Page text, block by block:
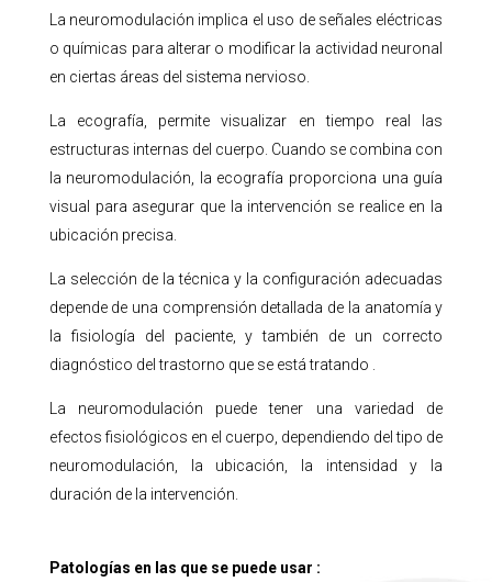
La neuromodulación implica el uso de señales eléctricas
o químicas para alterar o modificar la actividad neuronal
en ciertas áreas del sistema nervioso.
La ecografía, permite visualizar en tiempo real las
estructuras internas del cuerpo. Cuando se combina con
la neuromodulación, la ecografía proporciona una guía
visual para asegurar que la intervención se realice en la
ubicación precisa.
La selección de la técnica y la configuración adecuadas
depende de una comprensión detallada de la anatomía y
la fisiología del paciente, y también de un correcto
diagnóstico del trastorno que se está tratando .
La neuromodulación puede tener una variedad de
efectos fisiológicos en el cuerpo, dependiendo del tipo de
neuromodulación, la ubicación, la intensidad y la
duración de la intervención.
Patologías en las que se puede usar :